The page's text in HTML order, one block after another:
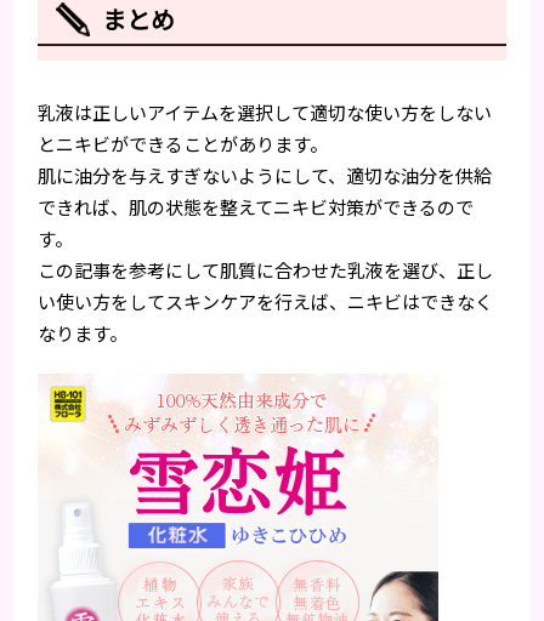
まとめ
乳液は正しいアイテムを選択して適切な使い方をしない
とニキビができることがあります。
肌に油分を与えすぎないようにして、適切な油分を供給
できれば、肌の状態を整えてニキビ対策ができるので
す。
この記事を参考にして肌質に合わせた乳液を選び、正し
い使い方をしてスキンケアを行えば、ニキビはできなく
なります。